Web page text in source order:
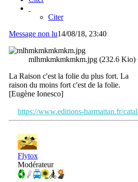
Citer
Message non lu14/08/18, 23:40
mlhmkmkmkmkm.jpg (232.6 Kio)
La Raison c'est la folie du plus fort. La
raison du moins fort c'est de la folie.
[Eugène Ionesco]
https://www.editions-harmattan.fr/
Flytox
Modérateur